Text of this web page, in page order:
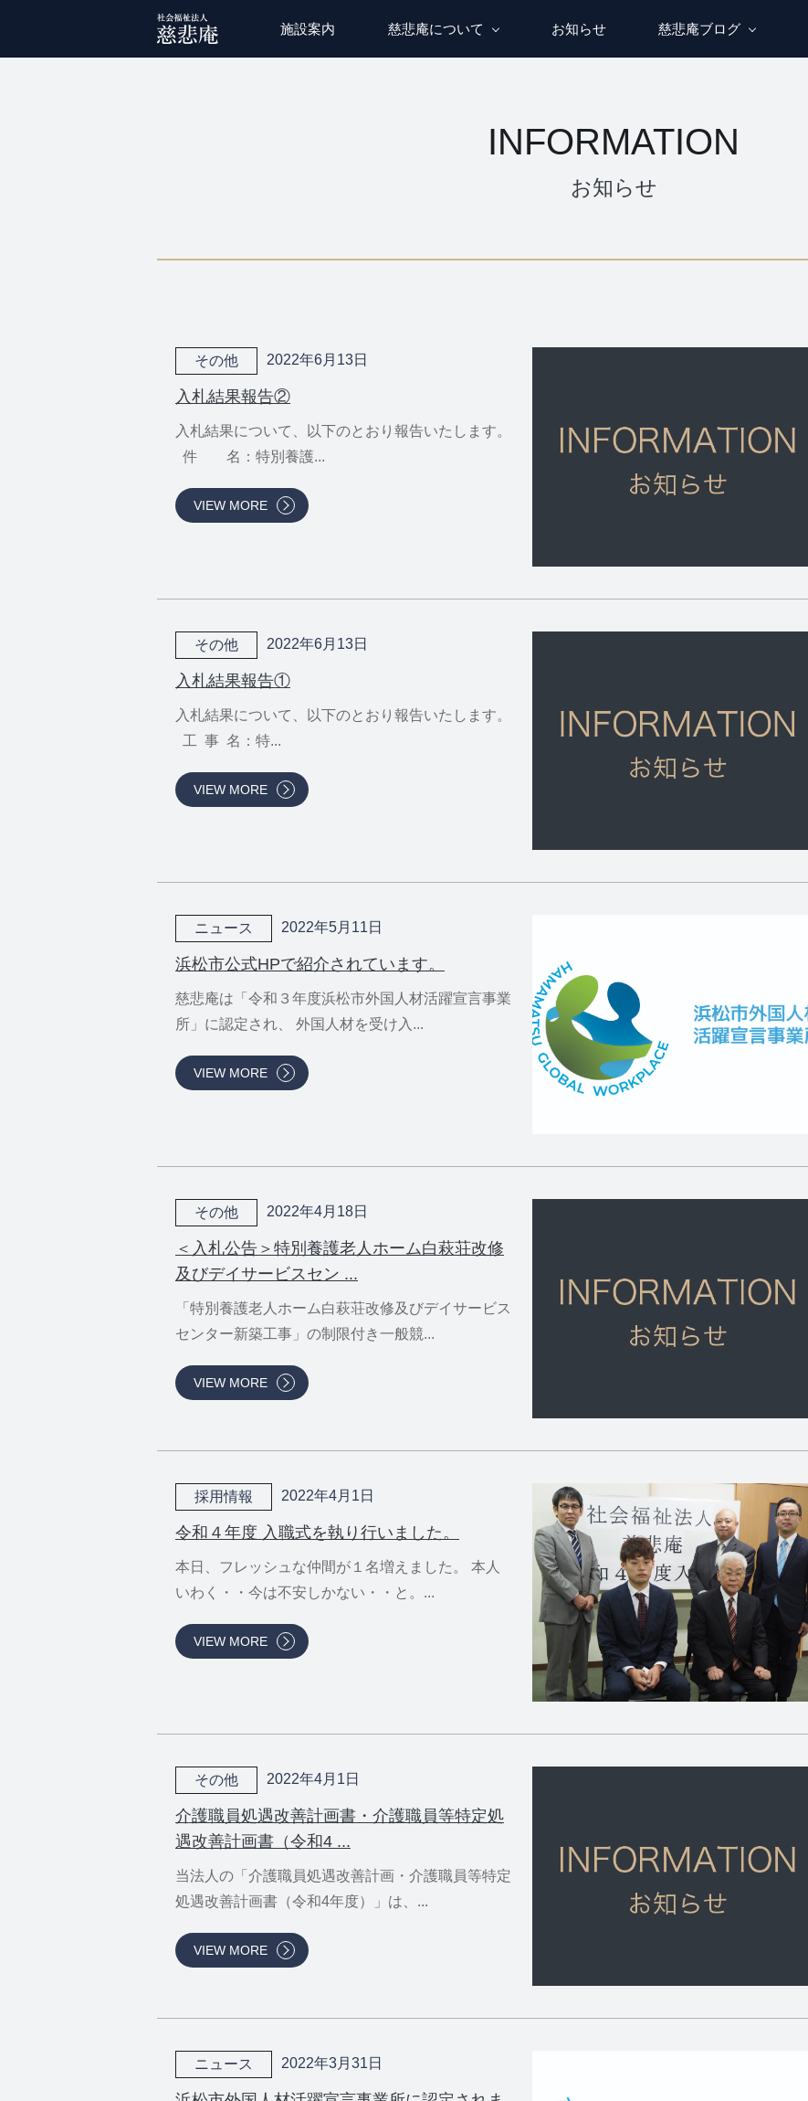
法人 慈悲
施設案内 慈悲庵について お知らせ 慈悲庵ブログ
INFORMATION
お知らせ
その他 2022年6月13日
入札結果報告②
入札結果について、以下のとおり報告いたします。
件 名：特別養護...
VIEW MORE
その他 2022年6月13日
入札結果報告①
入札結果について、以下のとおり報告いたします。
工 事 名：特...
VIEW MORE
ニュース 2022年5月11日
浜松市公式HPで紹介されています。
慈悲庵は「令和３年度浜松市外国人材活躍宣言事業
所」に認定され、 外国人材を受け入...
VIEW MORE
その他 2022年4月18日
＜入札公告＞特別養護老人ホーム白萩荘改修
及びデイサービスセン ...
「特別養護老人ホーム白萩荘改修及びデイサービス
センター新築工事」の制限付き一般競...
VIEW MORE
採用情報 2022年4月1日
令和４年度 入職式を執り行いました。
本日、フレッシュな仲間が１名増えました。 本人
いわく・・今は不安しかない・・と。...
VIEW MORE
その他 2022年4月1日
介護職員処遇改善計画書・介護職員等特定処
遇改善計画書（令和4 ...
当法人の「介護職員処遇改善計画・介護職員等特定
処遇改善計画書（令和4年度）」は、...
VIEW MORE
ニュース 2022年3月31日